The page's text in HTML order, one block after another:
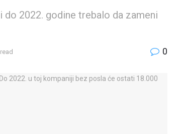
2022. godine trebalo da zameni
0